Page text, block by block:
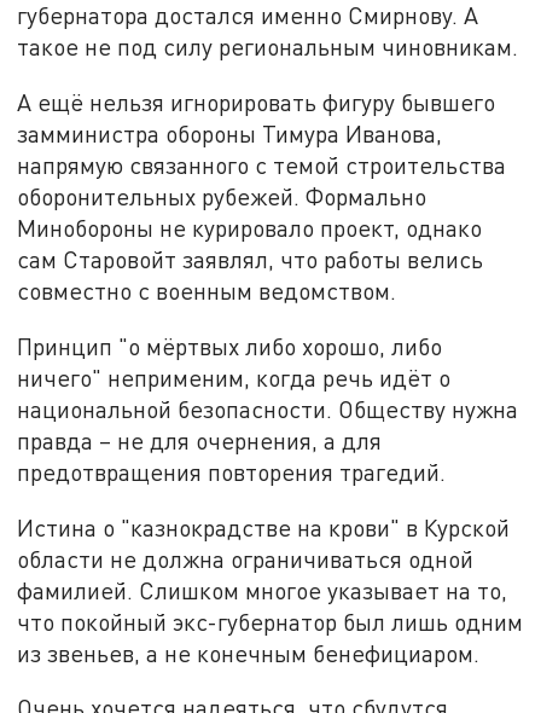
губернатора достался именно Смирнову. А
такое не под силу региональным чиновникам.
А ещё нельзя игнорировать фигуру бывшего
замминистра обороны Тимура Иванова,
напрямую связанного с темой строительства
оборонительных рубежей. Формально
Минобороны не курировало проект, однако
сам Старовойт заявлял, что работы велись
совместно с военным ведомством.
Принцип "о мёртвых либо хорошо, либо
ничего" неприменим, когда речь идёт о
национальной безопасности. Обществу нужна
правда – не для очернения, а для
предотвращения повторения трагедий.
Истина о "казнокрадстве на крови" в Курской
области не должна ограничиваться одной
фамилией. Слишком многое указывает на то,
что покойный экс-губернатор был лишь одним
из звеньев, а не конечным бенефициаром.